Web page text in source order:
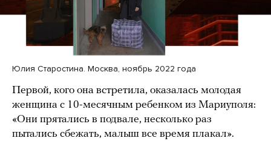
Юлия Старостина. Москва, ноябрь 2022 года
Первой, кого она встретила, оказалась молодая
женщина с 10-месячным ребенком из Мариуполя:
«Они прятались в подвале, несколько раз
пытались сбежать, малыш все время плакал».